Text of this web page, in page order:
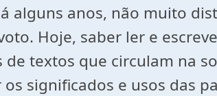
alguns anos, não muito
Hoje, saber ler e
textos que circulam na
significados e usos das